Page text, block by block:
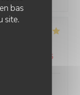
bas
site.
/5